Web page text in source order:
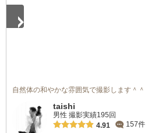
自然体の和やかな雰囲気で撮影します＾＾
taishi
男性 撮影実績195回
4.91
157件